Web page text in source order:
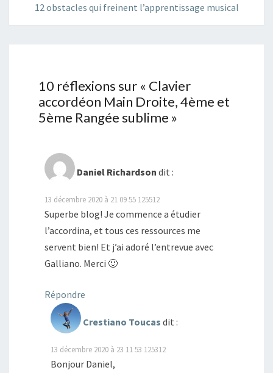
12 obstacles qui freinent l’apprentissage musical
10 réflexions sur « Clavier
accordéon Main Droite, 4ème et
5ème Rangée sublime »
Daniel Richardson dit :
13 décembre 2020 à 21 09 55 125512
Superbe blog! Je commence a étudier
l’accordina, et tous ces ressources me
servent bien! Et j’ai adoré l’entrevue avec
Galliano. Merci 🙂
Répondre
Crestiano Toucas dit :
13 décembre 2020 à 23 11 53 125312
Bonjour Daniel,